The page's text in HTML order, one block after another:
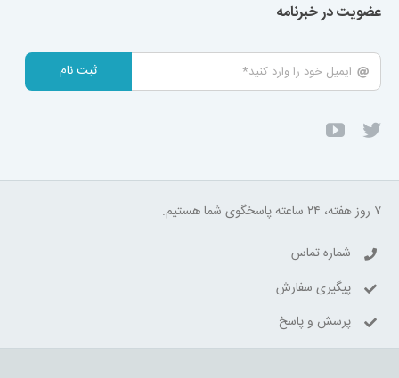
عضویت در خبرنامه
ثبت نام
۷ روز هفته، ۲۴ ساعته پاسخگوی شما هستیم.
شماره تماس
پیگیری سفارش
پرسش و پاسخ